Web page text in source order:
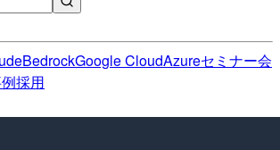
BedrockGoogle CloudAzureセミナー会
採用